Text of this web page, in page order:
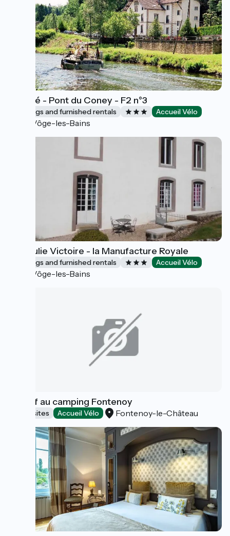
Meublé - Pont du Coney - F2 n°3
Lodgings and furnished rentals Accueil Vélo
La Vôge-les-Bains
Gîte Julie Victoire - la Manufacture Royale
Lodgings and furnished rentals Accueil Vélo
La Vôge-les-Bains
Locatif au camping Fontenoy
Campsites Accueil Vélo Fontenoy-le-Château